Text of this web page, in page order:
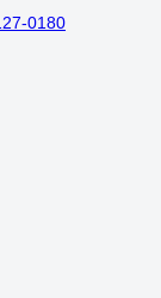
0180